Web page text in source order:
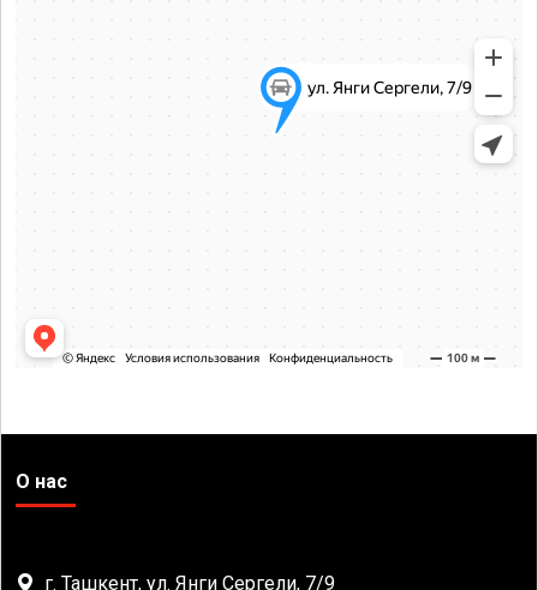
О нас
г. Ташкент, ул. Янги Сергели, 7/9